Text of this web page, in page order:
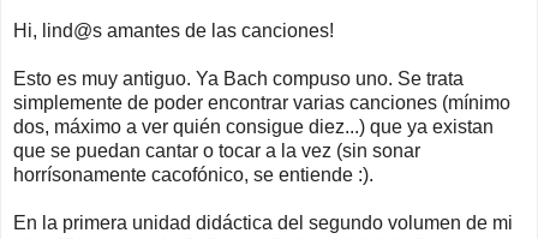
Hi, lind@s amantes de las canciones!
Esto es muy antiguo. Ya Bach compuso uno. Se trata
simplemente de poder encontrar varias canciones (mínimo
dos, máximo a ver quién consigue diez...) que ya existan
que se puedan cantar o tocar a la vez (sin sonar
horrísonamente cacofónico, se entiende :).
En la primera unidad didáctica del segundo volumen de mi